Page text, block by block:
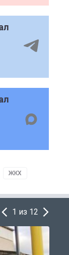
ЖКХ
1 из 12